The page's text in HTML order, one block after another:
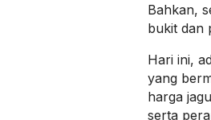
Bahkan,
bukit dan
Hari ini,
yang
harga
serta